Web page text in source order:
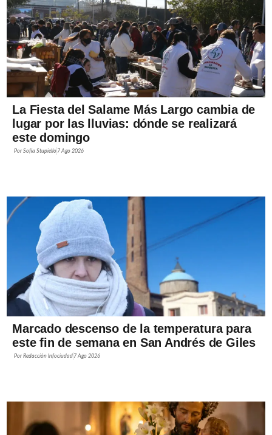
La Fiesta del Salame Más Largo cambia de
lugar por las lluvias: dónde se realizará
este domingo
PorSofía Stupiello 7 Ago 2026
Marcado descenso de la temperatura para
este fin de semana en San Andrés de Giles
PorRedacción Infociudad 7 Ago 2026